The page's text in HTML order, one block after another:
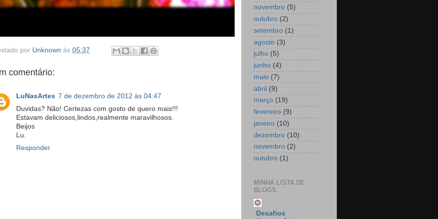
por Unknown às 05:37
comentário:
LuNasArtes 7 de dezembro de 2012 às 04:47
Duvidas? Não! Certezas com gosto de quero mais!!!
Estavam deliciosos,lindos,realmente maravilhosos.
Beijos
Lu.
Responder
novembro (5)
outubro (2)
setembro (1)
agosto (3)
julho (5)
junho (4)
maio (7)
abril (9)
março (19)
fevereiro (9)
janeiro (10)
dezembro (10)
novembro (2)
outubro (1)
MINHA LISTA DE
BLOGS
Desafios